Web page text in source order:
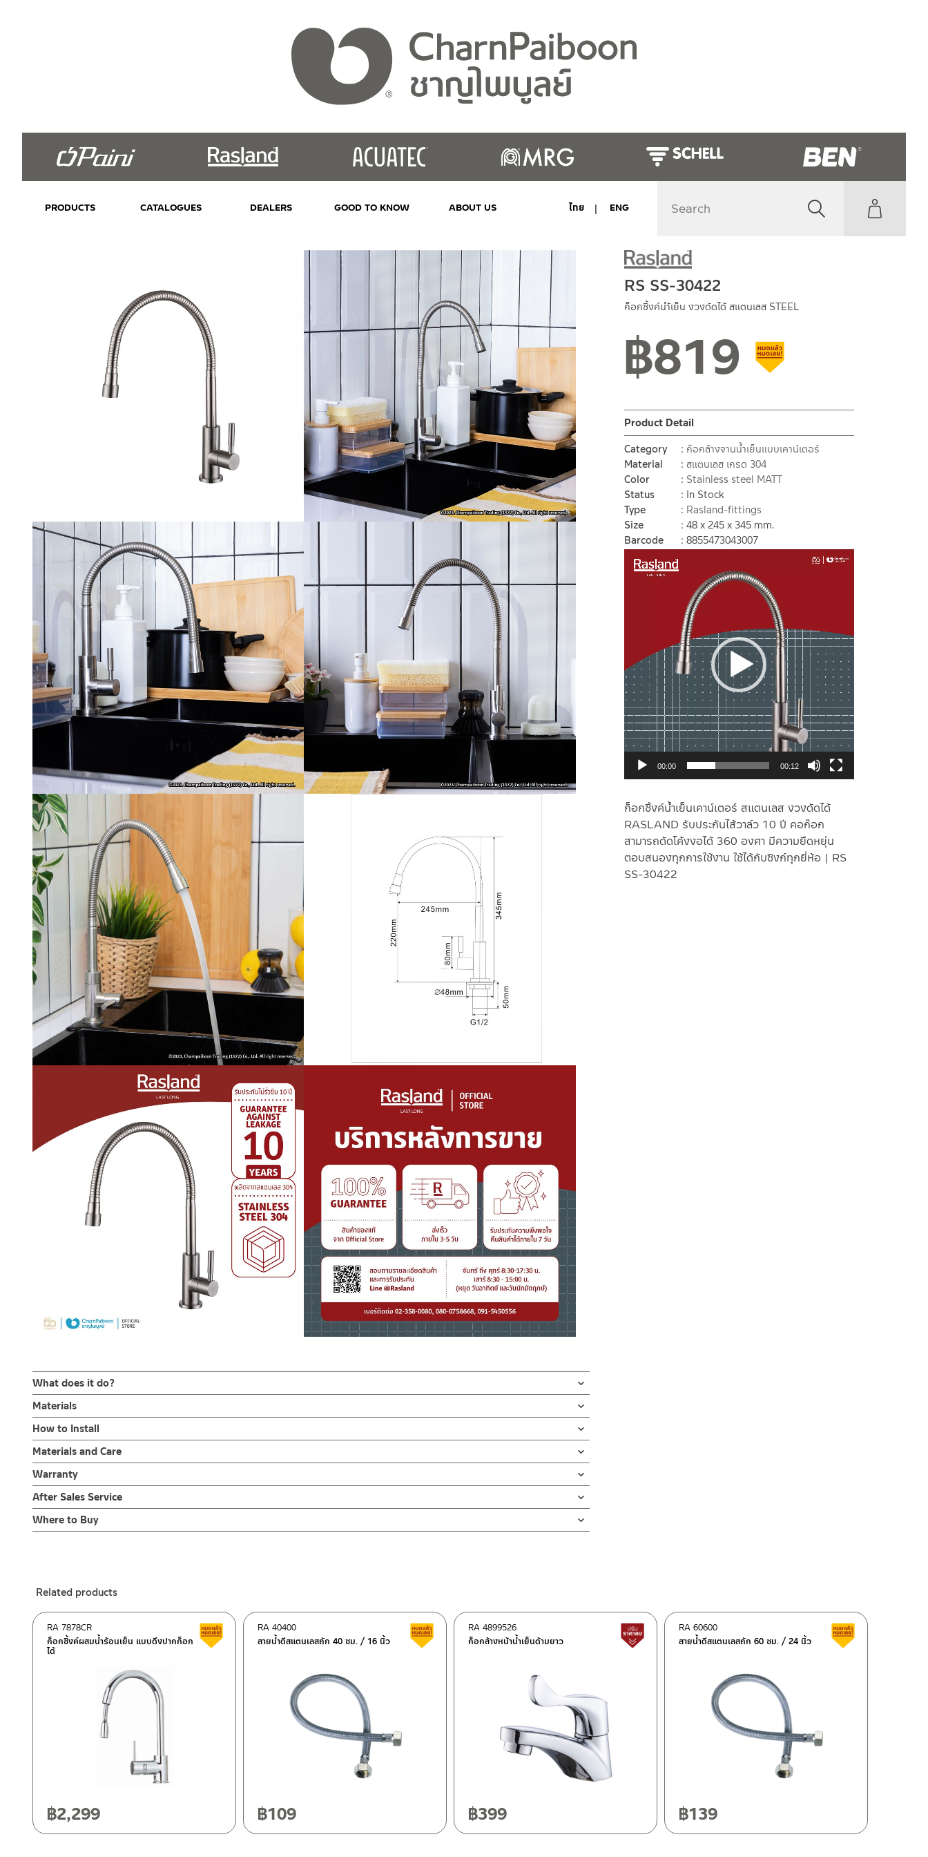
PRODUCTS CATALOGUES DEALERS GOOD TO KNOW ABOUT US ไทย ENG
RS SS-30422
ก็อกซิ้งค์นำ้เย็น งวงดัดได้ สแตนเลส STEEL
฿819
ก็อกซิ้งค์น้ำเย็นเคาน์เตอร์ สแตนเลส งวงดัดได้
RASLAND รับประกันไส้วาล์ว 10 ปี คอก๊อก
สามารถดัดโค้งงอได้ 360 องศา มีความยืดหยุ่น
ตอบสนองทุกการใช้งาน ใช้ได้กับซิงก์ทุกยี่ห้อ | RS
SS-30422
Product Detail
Category
ก๊อกล้างจานน้ำเย็นแบบเคาน์เตอร์
Material
สแตนเลส เกรด 304
Color
Stainless steel MATT
Status
In Stock
Type
Rasland-fittings
Size
48 x 245 x 345 mm.
Barcode
8855473043007
Video
Player
00:00 00:12
What does it do?
ก๊อกซิ้งค์น้ำเย็น ล้างจาน ผลิตจากสแตนเลส เกรด 304 ด้าน ออกแบบให้งวงก๊อกเป็นทรงโค้ง คอก๊อกน้ำสามารถปรับดัดได้อิสระ ก้านเปิด-
ปิดแบบก้านปัด ตัวล็อกใต้ก๊อกเป็นเกลียวทองเหลืองคุณภาพดี รับประกันวาล์วน้ำไม่รั่วซึม 10 ปี
ก็อกซิ้งค์ล้างจาน ทรงโค้ง ผลิตจากสแตนเลส เกรด 304 ทนทานแข็งแรง ต้านการกัดกร่อนสูง และไม่ขึ้นสนิม ไม่เป็นรอยคราบน้ำ ออกแบบงวง
ก๊อกให้เป็นทรงโค้งสูง คอก๊อกน้ำสามารถปรับดัดได้อิสระ สวิง ซ้าย-ขวา ทำให้การล้างจานนั้นง่ายขึ้น สะดวกต่อการใช้งานในห้องครัว เพื่อการ
ล้างสิ่งของหรือภาชนะเป็นเรื่องง่ายและสะดวกมากยิ่งขึ้น การติดตั้งก็ง่ายด้วยตัวล็อกฐานก็อกแบบใหม่ เป็นแกนทองเหลือง แข็งแรงทนทาน ใช้
เพียงมือหมุนล็อค เพื่อเป็นการยืนยันความคงทนของวาล์วน้ำ จึงกล้ารับประกัน 10 ปี เต็ม
Materials
ตัวก๊อกน้ำ
ผลิตจาก สแตนเลสเกรด 304
How to Install
ข้อแนะนำในการติดตั้ง
สำหรับการติดตั้งใหม่ ให้ไล่ฝุ่น เศษทราย เศษท่อ ออกจากท่อน้ำก่อนติดตั้งสินค้า โดยปล่อยน้ำให้ไหลออกจากท่อนาน 1 นาที เพื่อให้แรงน้ำพัด
พาเศษละอองต่างๆ ออกจากท่อน้ำ มิเช่นนั้นสิ่งสกปรกจะเข้าไปภายในสินค้าและสร้างความเสียหายได้ หากตรวจพบเศษละอองต่างๆในสินค้า จะ
ไม่อยู่ในเงื่อนไขการรับประกัน
Materials and Care
คำแนะนำในการดูแลรักษาผลิตภัณฑ์
1. ไม่ทำสินค้าให้เกิดความเสียหายอื่น ๆ นอกจากการใช้งานปกติ เช่นไม่ทำตก ไม่งัดหรือโยกสินค้าแรงๆ
2. ทำความสะอาดสินค้าโดยการใช้ผ้านุ่มๆชุบน้ำหมาดๆแล้วเช็ดให้แห้ง
3. ห้ามใช้สารเคมีที่มีฤทธิ์เป็นกรด ในการทำความสะอาด เนื่องจากผิวของสินค้าจะเสียหายได้
4. ห้ามใช้แปรง วัสดุแข็ง หยาบ ห้ามใช้ฝอยขัดทำความสะอาด ขัดหรือถู บนตัวสินค้า ซึ่งจะสร้างความเสียหายให้เกิดขึ้นกับผิวของสินค้าได้
Warranty
รับประกันไส้วาล์ว ไม่รั่วซึม 10 ปี
After Sales Service
Online Platform
– Email: contact@charnpaiboon.com
After Sales Service Center – Bangkok
662/61-62 Rama 3 Road, Bangpongpang, Yannawa, Bangkok 10120
Tel: 02-358-0080 / 080-075-8668 / 091-545-0556
After Sales Service CenterChiangmai
Tel: 080-075-2626
Where to Buy
–Lazada
– ซื้อสินค้าชิ้นนี้บน Shopee Click Here<<
ซื้อสินค้าชิ้นนี้บน Lazada>>Click Here<<
ติดต่อพนักงานขาย / Contact Sales Staff
Tel: 02-285-5795
@charnpaiboon.sales
ติดต่อ ชาญไพบูลย์ / Contact Us
Related products
ก็อกซิ้งค์ผสมน้ำร้อนเย็น แบบดึงปากก็อก
ได้
RA 7878CR Clearance sale
฿2,299
สายน้ำดีสแตนเลสถัก 40 ซม. / 16 นิ้ว
RA 40400 Clearance sale
฿109
ก็อกล้างหน้าน้ำเย็นด้ามยาว
RA 4899526 Lower price tag
฿399
สายน้ำดีสแตนเลสถัก 60 ซม. / 24 นิ้ว
RA 60600
฿139